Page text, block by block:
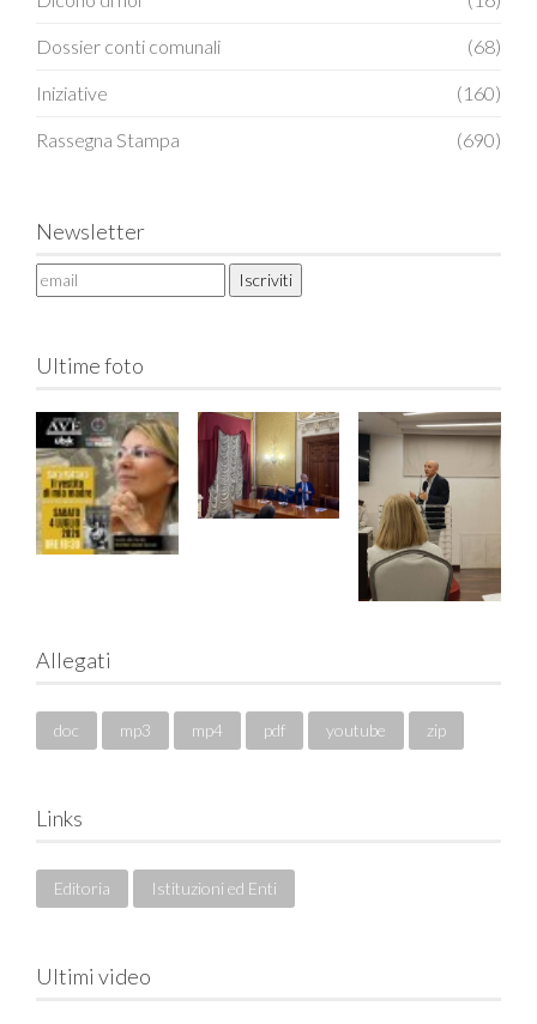
Dossier conti comunali (68)
Iniziative (160)
Rassegna Stampa (690)
Newsletter
Ultime foto
Allegati
doc mp3 mp4 pdf youtube zip
Links
Editoria Istituzioni ed Enti
Ultimi video